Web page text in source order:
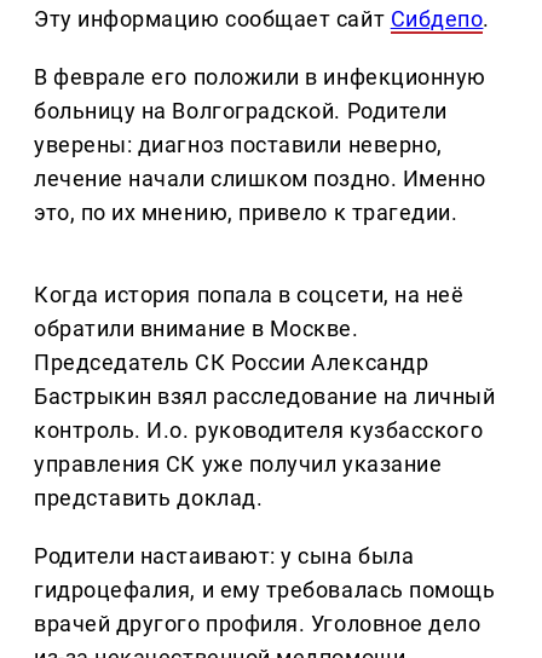
Эту информацию сообщает сайт Сибдепо.
В феврале его положили в инфекционную
больницу на Волгоградской. Родители
уверены: диагноз поставили неверно,
лечение начали слишком поздно. Именно
это, по их мнению, привело к трагедии.
Когда история попала в соцсети, на неё
обратили внимание в Москве.
Председатель СК России Александр
Бастрыкин взял расследование на личный
контроль. И.о. руководителя кузбасского
управления СК уже получил указание
представить доклад.
Родители настаивают: у сына была
гидроцефалия, и ему требовалась помощь
врачей другого профиля. Уголовное дело